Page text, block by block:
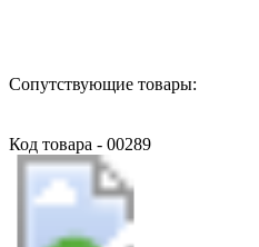
Сопутствующие товары:
Код товара - 00289